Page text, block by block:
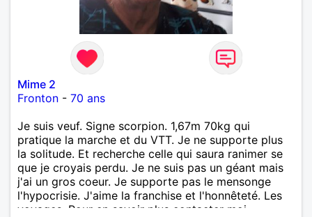
Mime 2
Fronton - 70 ans
Je suis veuf. Signe scorpion. 1,67m 70kg qui
pratique la marche et du VTT. Je ne supporte plus
la solitude. Et recherche celle qui saura ranimer se
que je croyais perdu. Je ne suis pas un géant mais
j'ai un gros coeur. Je supporte pas le mensonge
l'hypocrisie. J'aime la franchise et l'honnêteté. Les
voyages. Pour en savoir plus contacter moi.